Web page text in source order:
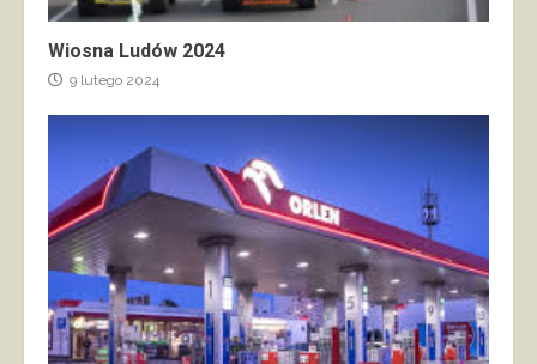
Wiosna Ludów 2024
9 lutego 2024